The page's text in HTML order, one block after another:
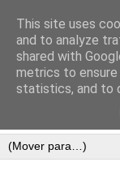
This site uses
and to analyze
shared with
metrics to
statistics, and to